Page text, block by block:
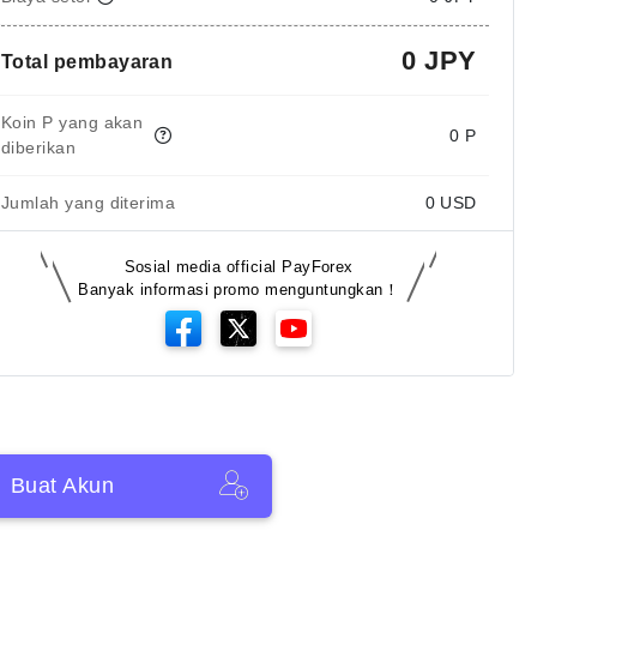
Total pembayaran 0 JPY
Koin P yang akan
diberikan
0 P
Jumlah yang diterima 0 USD
Sosial media official PayForex
Banyak informasi promo menguntungkan！
Buat Akun